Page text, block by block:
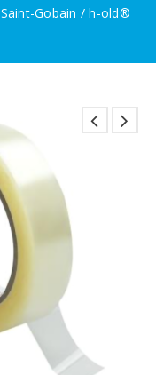
Saint-Gobain / h-old®